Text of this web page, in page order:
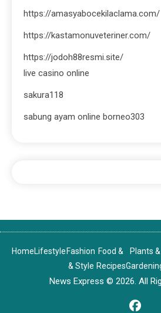
https://amasyabocekilaclama.com/
https://kastamonuveteriner.com/
https://jodoh88resmi.site/
live casino online
sakura118
sabung ayam online borneo303
HomeLifestyle Fashion
& Style
Food &
Recipes
Plants &
News Express © 2026. All